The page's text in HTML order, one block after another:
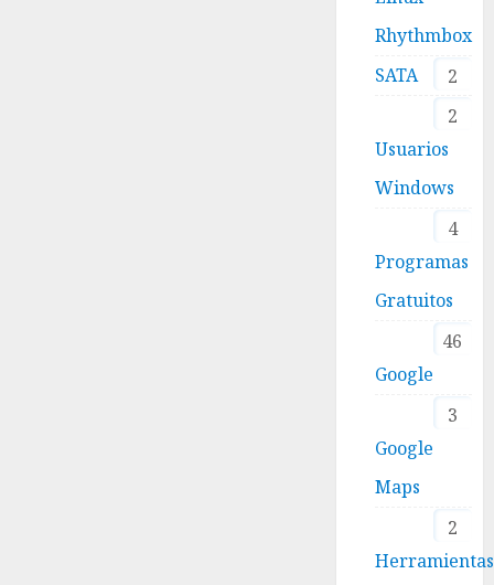
Rhythmbox
2
SATA
2
Usuarios
Windows
4
Programas
Gratuitos
46
Google
3
Google
Maps
2
Herramientas